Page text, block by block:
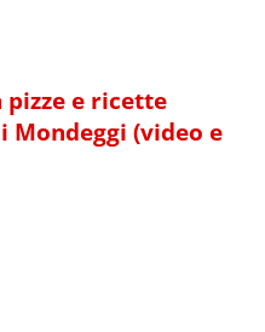
pizze e ricette
Mondeggi (video e